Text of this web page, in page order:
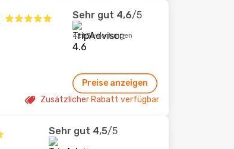
Sehr gut 4,6/5
421 Bewertungen
Preise anzeigen
Zusätzlicher Rabatt verfügbar
Sehr gut 4,5/5